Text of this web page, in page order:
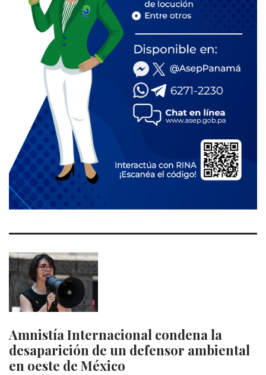
Amnistía Internacional condena la
desaparición de un defensor ambiental
en oeste de México